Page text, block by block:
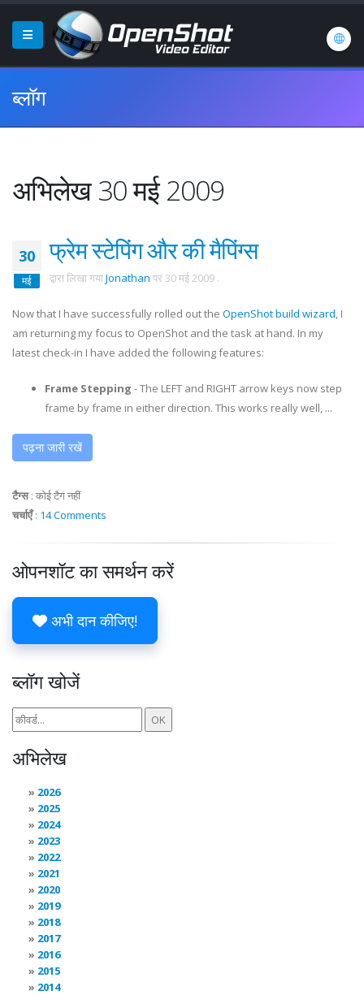
ब्लॉग
अभिलेख 30 मई 2009
30
मई
फ्रेम स्टेपिंग और की मैपिंग्स
द्वारा लिखा गयाJonathan पर 30 मई 2009 .
Now that I have successfully rolled out the OpenShot build wizard, I
am returning my focus to OpenShot and the task at hand. In my
latest check-in I have added the following features:
Frame Stepping - The LEFT and RIGHT arrow keys now step
frame by frame in either direction. This works really well, ...
पढ़ना जारी रखें
टैग्स: कोई टैग नहीं
चर्चाएँ: 14 Comments
ओपनशॉट का समर्थन करें
अभी दान कीजिए!
ब्लॉग खोजें
अभिलेख
2026
2025
2024
2023
2022
2021
2020
2019
2018
2017
2016
2015
2014